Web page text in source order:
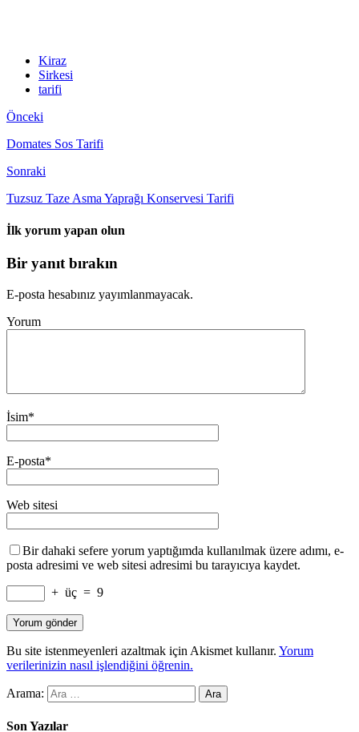
Kiraz
Sirkesi
tarifi
Önceki
Domates Sos Tarifi
Sonraki
Tuzsuz Taze Asma Yaprağı Konservesi Tarifi
İlk yorum yapan olun
Bir yanıt bırakın
E-posta hesabınız yayımlanmayacak.
Yorum
İsim*
E-posta*
Web sitesi
Bir dahaki sefere yorum yaptığımda kullanılmak üzere adımı, e-
posta adresimi ve web sitesi adresimi bu tarayıcıya kaydet.
+ üç = 9
Bu site istenmeyenleri azaltmak için Akismet kullanır. Yorum
verilerinizin nasıl işlendiğini öğrenin.
Arama:
Son Yazılar